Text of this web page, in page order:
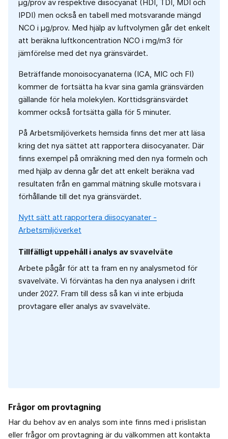
µg/prov av respektive diisocyanat (HDI, TDI, MDI och
IPDI) men också en tabell med motsvarande mängd
NCO i µg/prov. Med hjälp av luftvolymen går det enkelt
att beräkna luftkoncentration NCO i mg/m3 för
jämförelse med det nya gränsvärdet.
Beträffande monoisocyanaterna (ICA, MIC och FI)
kommer de fortsätta ha kvar sina gamla gränsvärden
gällande för hela molekylen. Korttidsgränsvärdet
kommer också fortsätta gälla för 5 minuter.
På Arbetsmiljöverkets hemsida finns det mer att läsa
kring det nya sättet att rapportera diisocyanater. Där
finns exempel på omräkning med den nya formeln och
med hjälp av denna går det att enkelt beräkna vad
resultaten från en gammal mätning skulle motsvara i
förhållande till det nya gränsvärdet.
Nytt sätt att rapportera diisocyanater -
Arbetsmiljöverket
Tillfälligt uppehåll i analys av svavelväte
Arbete pågår för att ta fram en ny analysmetod för
svavelväte. Vi förväntas ha den nya analysen i drift
under 2027. Fram till dess så kan vi inte erbjuda
provtagare eller analys av svavelväte.
Frågor om provtagning
Har du behov av en analys som inte finns med i prislistan
eller frågor om provtagning är du välkommen att kontakta